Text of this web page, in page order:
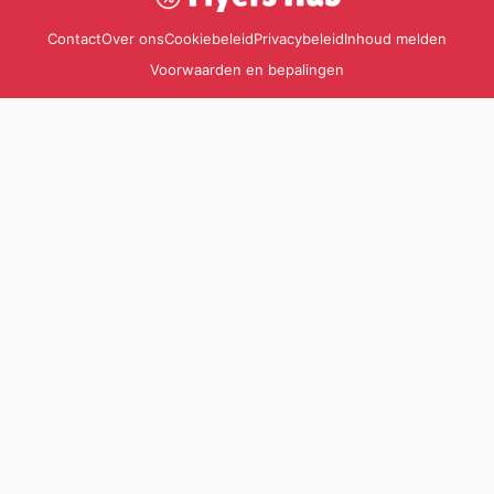
ContactOver onsCookiebeleidPrivacybeleidInhoud melden
Voorwaarden en bepalingen